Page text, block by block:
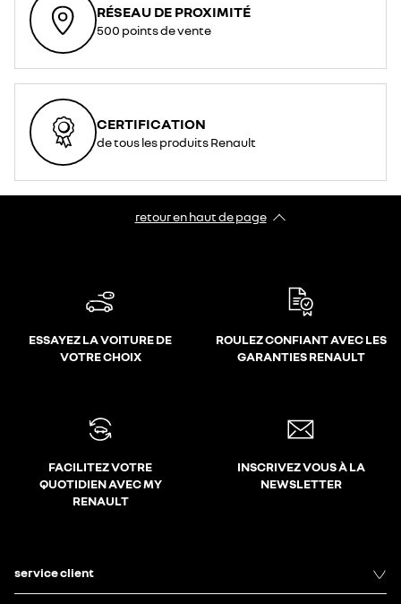
RÉSEAU DE PROXIMITÉ
500 points de vente
CERTIFICATION
de tous les produits Renault
retour en haut de page​
ESSAYEZ LA VOITURE DE
VOTRE CHOIX
ROULEZ CONFIANT AVEC LES
GARANTIES RENAULT
FACILITEZ VOTRE
QUOTIDIEN AVEC MY
RENAULT
INSCRIVEZ VOUS À LA
NEWSLETTER
service client